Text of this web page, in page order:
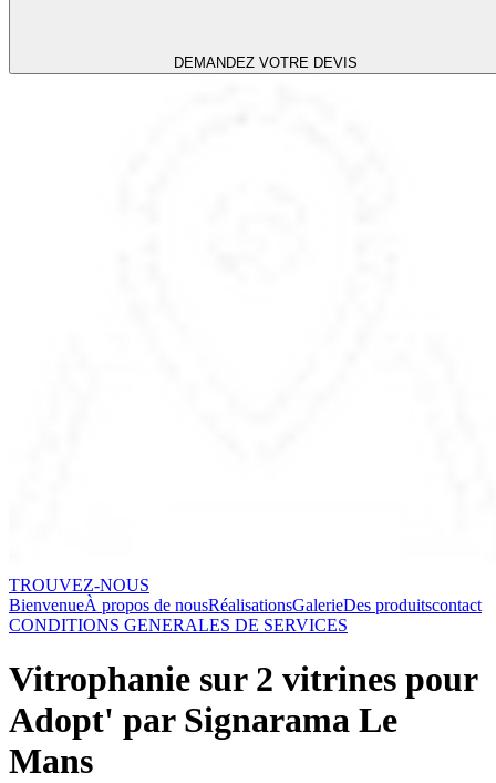
DEMANDEZ VOTRE DEVIS
TROUVEZ-NOUS
BienvenueÀ propos de nousRéalisationsGalerieDes produitscontact
CONDITIONS GENERALES DE SERVICES
Vitrophanie sur 2 vitrines pour
Adopt' par Signarama Le
Mans